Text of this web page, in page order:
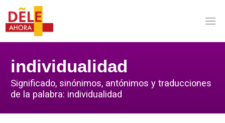
individualidad
Significado, sinónimos, antónimos y traducciones
de la palabra: individualidad